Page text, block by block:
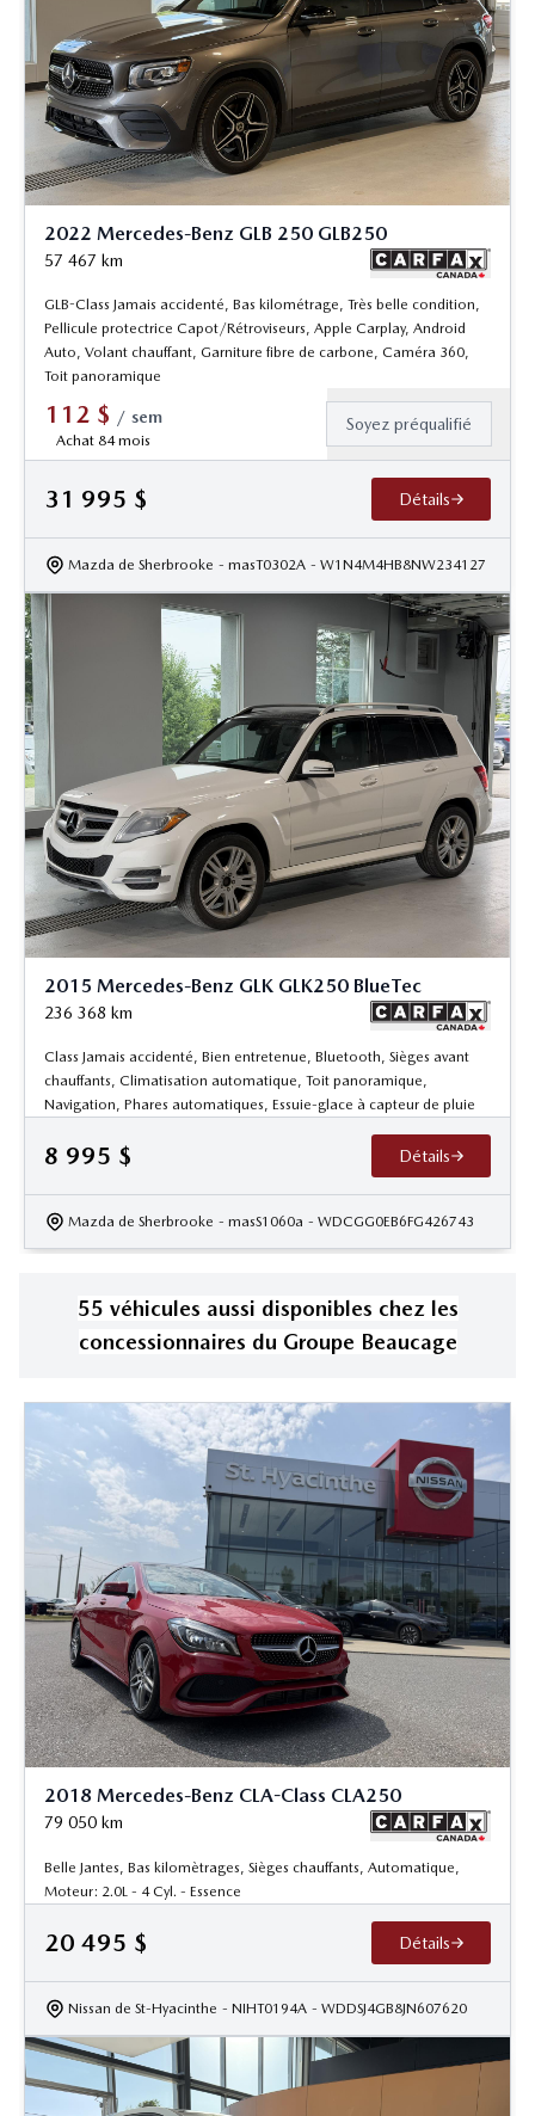
2022 Mercedes-Benz GLB 250 GLB250
57 467 km
GLB-Class Jamais accidenté, Bas kilométrage, Très belle condition,
Pellicule protectrice Capot/Rétroviseurs, Apple Carplay, Android
Auto, Volant chauffant, Garniture fibre de carbone, Caméra 360,
Toit panoramique
112 $ / sem
Achat 84 mois
Soyez préqualifié
31 995 $ Détails
Mazda de Sherbrooke - masT0302A - W1N4M4HB8NW234127
2015 Mercedes-Benz GLK GLK250 BlueTec
236 368 km
Class Jamais accidenté, Bien entretenue, Bluetooth, Sièges avant
chauffants, Climatisation automatique, Toit panoramique,
Navigation, Phares automatiques, Essuie-glace à capteur de pluie
8 995 $ Détails
Mazda de Sherbrooke - masS1060a - WDCGG0EB6FG426743
55 véhicules aussi disponibles chez les
concessionnaires du Groupe Beaucage
2018 Mercedes-Benz CLA-Class CLA250
79 050 km
Belle Jantes, Bas kilomètrages, Sièges chauffants, Automatique,
Moteur: 2.0L - 4 Cyl. - Essence
20 495 $ Détails
Nissan de St-Hyacinthe - NIHT0194A - WDDSJ4GB8JN607620